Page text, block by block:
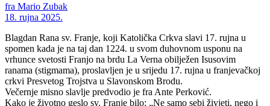
fra Mario Zubak
18. rujna 2025.
Blagdan Rana sv. Franje, koji Katolička Crkva slavi 17. rujna u
spomen kada je na taj dan 1224. u svom duhovnom usponu na
vrhunce svetosti Franjo na brdu La Verna obilježen Isusovim
ranama (stigmama), proslavljen je u srijedu 17. rujna u franjevačkoj
crkvi Presvetog Trojstva u Slavonskom Brodu.
Večernje misno slavlje predvodio je fra Ante Perković.
Kako je životno geslo sv. Franje bilo: „Ne samo sebi živjeti, nego i